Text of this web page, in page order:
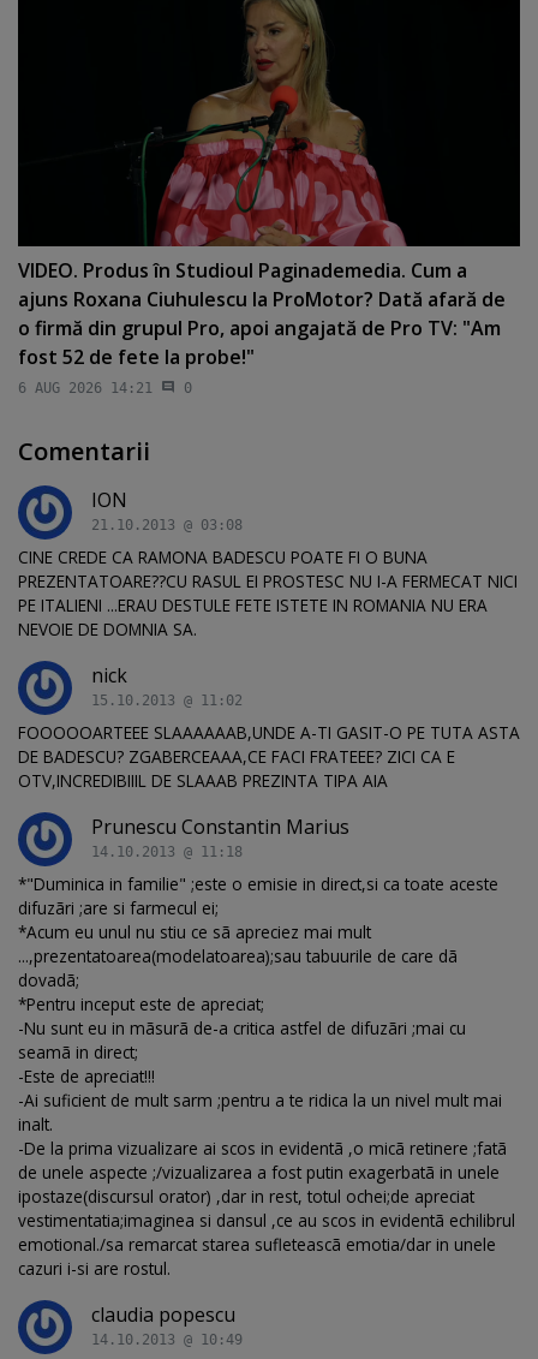
VIDEO. Produs în Studioul Paginademedia. Cum a
ajuns Roxana Ciuhulescu la ProMotor? Dată afară de
o firmă din grupul Pro, apoi angajată de Pro TV: "Am
fost 52 de fete la probe!"
6 AUG 2026 14:21 0
Comentarii
ION
21.10.2013 @ 03:08
CINE CREDE CA RAMONA BADESCU POATE FI O BUNA
PREZENTATOARE??CU RASUL EI PROSTESC NU I-A FERMECAT NICI
PE ITALIENI ...ERAU DESTULE FETE ISTETE IN ROMANIA NU ERA
NEVOIE DE DOMNIA SA.
nick
15.10.2013 @ 11:02
FOOOOOARTEEE SLAAAAAAB,UNDE A-TI GASIT-O PE TUTA ASTA
DE BADESCU? ZGABERCEAAA,CE FACI FRATEEE? ZICI CA E
OTV,INCREDIBIIIL DE SLAAAB PREZINTA TIPA AIA
Prunescu Constantin Marius
14.10.2013 @ 11:18
*"Duminica in familie" ;este o emisie in direct,si ca toate aceste
difuzãri ;are si farmecul ei;
*Acum eu unul nu stiu ce sã apreciez mai mult
...,prezentatoarea(modelatoarea);sau tabuurile de care dã
dovadã;
*Pentru inceput este de apreciat;
-Nu sunt eu in mãsurã de-a critica astfel de difuzãri ;mai cu
seamã in direct;
-Este de apreciat!!!
-Ai suficient de mult sarm ;pentru a te ridica la un nivel mult mai
inalt.
-De la prima vizualizare ai scos in evidentã ,o micã retinere ;fatã
de unele aspecte ;/vizualizarea a fost putin exagerbatã in unele
ipostaze(discursul orator) ,dar in rest, totul ochei;de apreciat
vestimentatia;imaginea si dansul ,ce au scos in evidentã echilibrul
emotional./sa remarcat starea sufleteascã emotia/dar in unele
cazuri i-si are rostul.
claudia popescu
14.10.2013 @ 10:49